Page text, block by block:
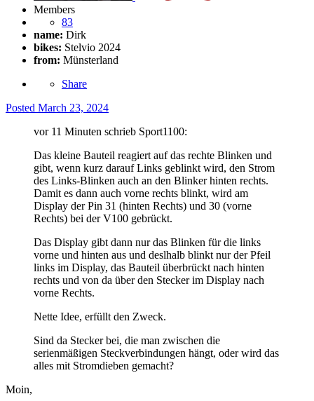
Members
83
name: Dirk
bikes: Stelvio 2024
from: Münsterland
Share
Posted March 23, 2024
vor 11 Minuten schrieb Sport1100:
Das kleine Bauteil reagiert auf das rechte Blinken und
gibt, wenn kurz darauf Links geblinkt wird, den Strom
des Links-Blinken auch an den Blinker hinten rechts.
Damit es dann auch vorne rechts blinkt, wird am
Display der Pin 31 (hinten Rechts) und 30 (vorne
Rechts) bei der V100 gebrückt.
Das Display gibt dann nur das Blinken für die links
vorne und hinten aus und deslhalb blinkt nur der Pfeil
links im Display, das Bauteil überbrückt nach hinten
rechts und von da über den Stecker im Display nach
vorne Rechts.
Nette Idee, erfüllt den Zweck.
Sind da Stecker bei, die man zwischen die
serienmäßigen Steckverbindungen hängt, oder wird das
alles mit Stromdieben gemacht?
Moin,